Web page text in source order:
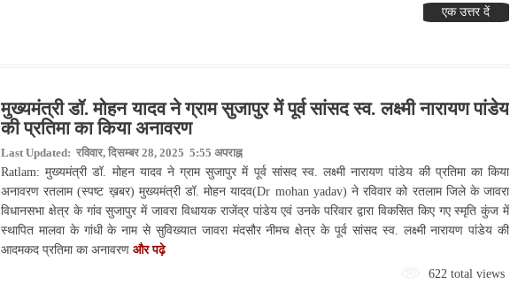
एक उत्तर दें
मुख्यमंत्री डॉ. मोहन यादव ने ग्राम सुजापुर में पूर्व सांसद स्व. लक्ष्मी नारायण पांडेय
की प्रतिमा का किया अनावरण
Last Updated: रविवार, दिसम्बर 28, 2025 5:55 अपराह्न
Ratlam: मुख्यमंत्री डॉ. मोहन यादव ने ग्राम सुजापुर में पूर्व सांसद स्व. लक्ष्मी नारायण पांडेय की प्रतिमा का किया
अनावरण रतलाम (स्पष्ट ख़बर) मुख्यमंत्री डॉ. मोहन यादव(Dr mohan yadav) ने रविवार को रतलाम जिले के जावरा
विधानसभा क्षेत्र के गांव सुजापुर में जावरा विधायक राजेंद्र पांडेय एवं उनके परिवार द्वारा विकसित किए गए स्मृति कुंज में
स्थापित मालवा के गांधी के नाम से सुविख्यात जावरा मंदसौर नीमच क्षेत्र के पूर्व सांसद स्व. लक्ष्मी नारायण पांडेय की
आदमकद प्रतिमा का अनावरण और पढ़े
622 total views